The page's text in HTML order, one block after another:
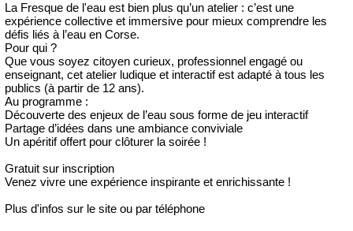
La Fresque de l'eau est bien plus qu’un atelier : c’est une
expérience collective et immersive pour mieux comprendre les
défis liés à l’eau en Corse.
Pour qui ?
Que vous soyez citoyen curieux, professionnel engagé ou
enseignant, cet atelier ludique et interactif est adapté à tous les
publics (à partir de 12 ans).
Au programme :
Découverte des enjeux de l’eau sous forme de jeu interactif
Partage d’idées dans une ambiance conviviale
Un apéritif offert pour clôturer la soirée !
Gratuit sur inscription
Venez vivre une expérience inspirante et enrichissante !
Plus d'infos sur le site ou par téléphone